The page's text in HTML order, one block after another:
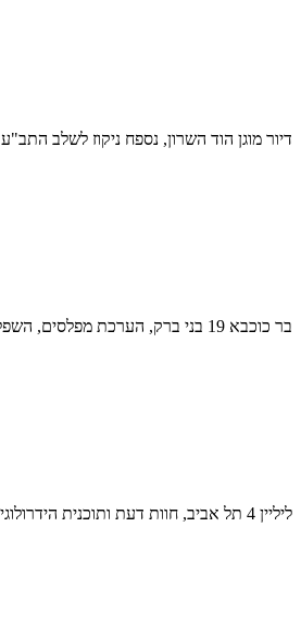
דיור מוגן הוד השרון, נספח ניקוז לשלב התב"ע
בר כוכבא 19 בני ברק, הערכת מפלסים, השפלת מי תהום
ליליין 4 תל אביב, חוות דעת ותוכנית הידרולוגית לניהול מי נגר